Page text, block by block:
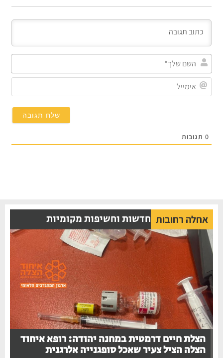
תגובות
אחלה רחובות חדשות וחשיפות מקומיות
הצלת חיים דרמטית במחנה יהודה: רופא איחוד
הצלה הציל צעיר שאכל סופגנייה אלרגנית